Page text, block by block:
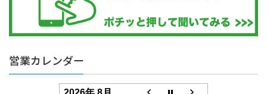
営業カレンダー